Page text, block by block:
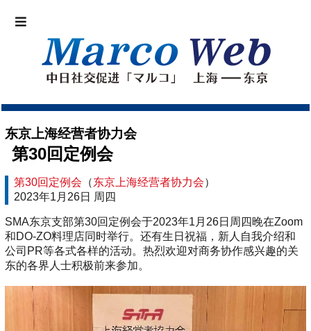
东京上海经营者协力会
第30回定例会
第30回定例会 （东京上海经营者协力会）
2023年1月26日 周四
SMA东京支部第30回定例会于2023年1月26日周四晚在Zoom
和DO-ZO料理店同时举行。还有生日祝福，新人自我介绍和
公司PR等各式各样的活动。热烈欢迎对商务协作感兴趣的关
东的各界人士积极前来参加。